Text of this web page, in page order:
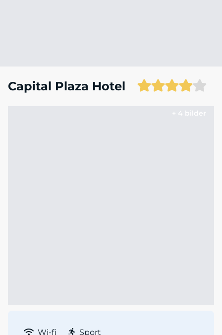
Capital Plaza Hotel
+ 4 bilder
Wi-fi
Sport